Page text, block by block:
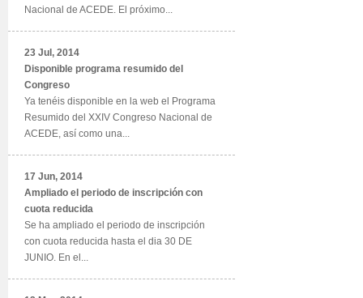
Nacional de ACEDE. El próximo...
23 Jul, 2014
Disponible programa resumido del
Congreso
Ya tenéis disponible en la web el Programa
Resumido del XXIV Congreso Nacional de
ACEDE, así como una...
17 Jun, 2014
Ampliado el periodo de inscripción con
cuota reducida
Se ha ampliado el periodo de inscripción
con cuota reducida hasta el dia 30 DE
JUNIO. En el...